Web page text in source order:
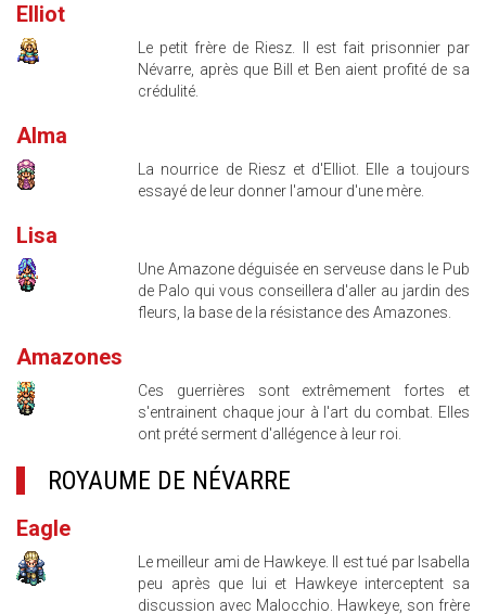
Elliot
Le petit frère de Riesz. Il est fait prisonnier par
Névarre, après que Bill et Ben aient profité de sa
crédulité.
Alma
La nourrice de Riesz et d'Elliot. Elle a toujours
essayé de leur donner l'amour d'une mère.
Lisa
Une Amazone déguisée en serveuse dans le Pub
de Palo qui vous conseillera d'aller au jardin des
fleurs, la base de la résistance des Amazones.
Amazones
Ces guerrières sont extrêmement fortes et
s'entrainent chaque jour à l'art du combat. Elles
ont prété serment d'allégence à leur roi.
ROYAUME DE NÉVARRE
Eagle
Le meilleur ami de Hawkeye. Il est tué par Isabella
peu après que lui et Hawkeye interceptent sa
discussion avec Malocchio. Hawkeye, son frère